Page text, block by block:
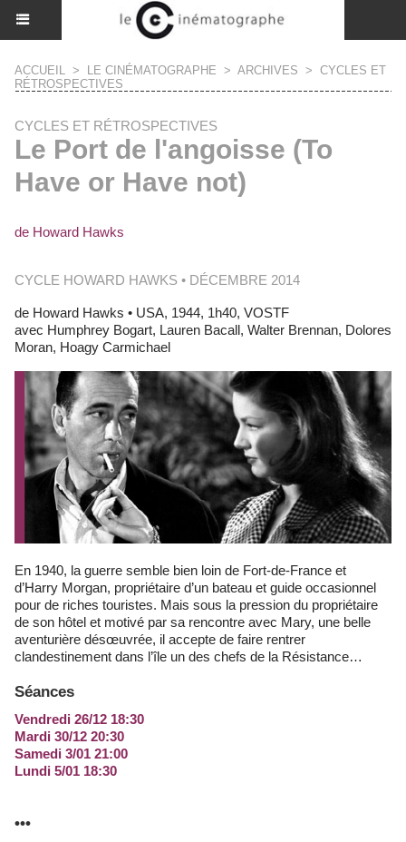
ACCUEIL > LE CINÉMATOGRAPHE > ARCHIVES > CYCLES ET
RÉTROSPECTIVES
CYCLES ET RÉTROSPECTIVES
Le Port de l'angoisse (To
Have or Have not)
de Howard Hawks
CYCLE HOWARD HAWKS • DÉCEMBRE 2014
de Howard Hawks • USA, 1944, 1h40, VOSTF
avec Humphrey Bogart, Lauren Bacall, Walter Brennan, Dolores
Moran, Hoagy Carmichael
En 1940, la guerre semble bien loin de Fort-de-France et
d’Harry Morgan, propriétaire d’un bateau et guide occasionnel
pour de riches touristes. Mais sous la pression du propriétaire
de son hôtel et motivé par sa rencontre avec Mary, une belle
aventurière désœuvrée, il accepte de faire rentrer
clandestinement dans l’île un des chefs de la Résistance…
Séances
Vendredi 26/12 18:30
Mardi 30/12 20:30
Samedi 3/01 21:00
Lundi 5/01 18:30
•••